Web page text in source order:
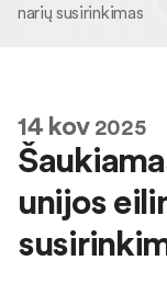
narių susirinkimas
14kov2025
unijos